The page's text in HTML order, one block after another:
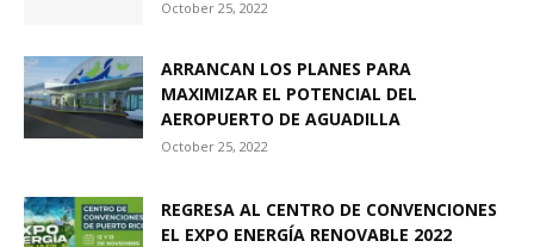
October 25, 2022
ARRANCAN LOS PLANES PARA
MAXIMIZAR EL POTENCIAL DEL
AEROPUERTO DE AGUADILLA
October 25, 2022
REGRESA AL CENTRO DE CONVENCIONES
EL EXPO ENERGÍA RENOVABLE 2022